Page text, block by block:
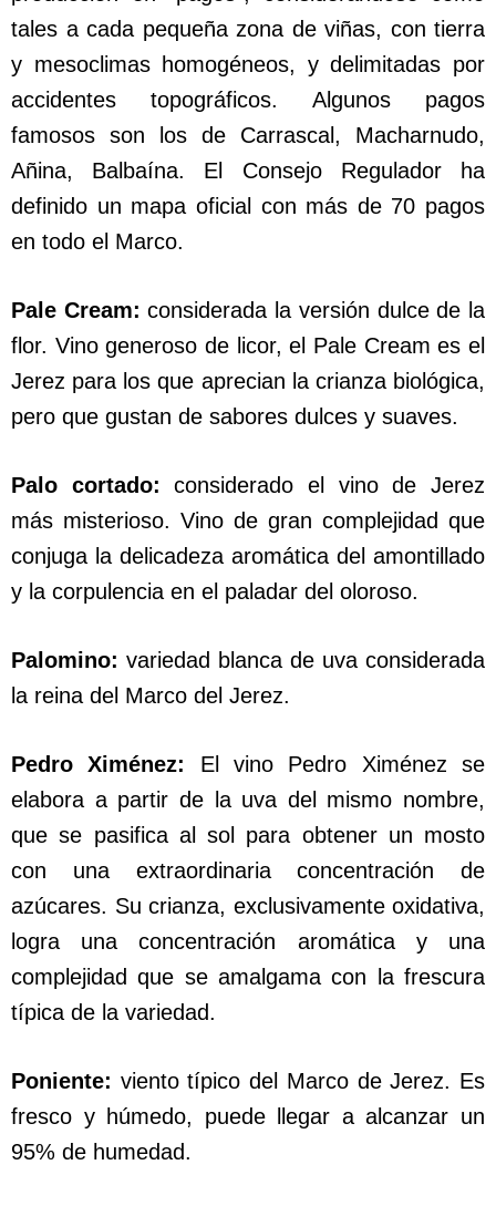
tales a cada pequeña zona de viñas, con tierra
y mesoclimas homogéneos, y delimitadas por
accidentes topográficos. Algunos pagos
famosos son los de Carrascal, Macharnudo,
Añina, Balbaína. El Consejo Regulador ha
definido un mapa oficial con más de 70 pagos
en todo el Marco.
Pale Cream: considerada la versión dulce de la
flor. Vino generoso de licor, el Pale Cream es el
Jerez para los que aprecian la crianza biológica,
pero que gustan de sabores dulces y suaves.
Palo cortado: considerado el vino de Jerez
más misterioso. Vino de gran complejidad que
conjuga la delicadeza aromática del amontillado
y la corpulencia en el paladar del oloroso.
Palomino: variedad blanca de uva considerada
la reina del Marco del Jerez.
Pedro Ximénez:
El vino Pedro Ximénez se
elabora a partir de la uva del mismo nombre,
que se pasifica al sol para obtener un mosto
con una extraordinaria concentración de
azúcares. Su crianza, exclusivamente oxidativa,
logra una concentración aromática y una
complejidad que se amalgama con la frescura
típica de la variedad.
Poniente: viento típico del Marco de Jerez. Es
fresco y húmedo, puede llegar a alcanzar un
95% de humedad.